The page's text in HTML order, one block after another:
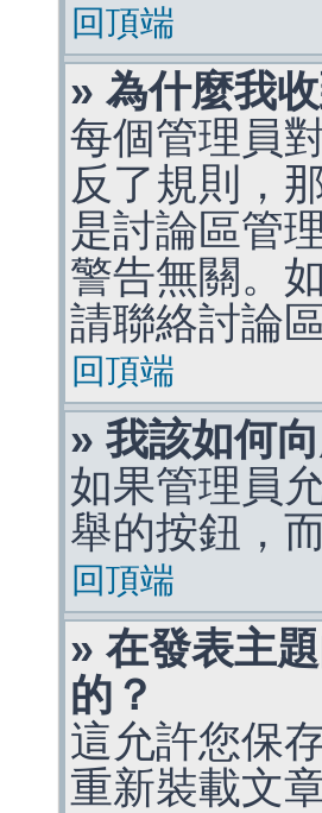
回頂端
» 為什麼我
每個管理員
反了規則，
是討論區管
警告無關。
請聯絡討論
回頂端
» 我該如何
如果管理員
舉的按鈕，
回頂端
» 在發表主
的？
這允許您保
重新裝載文